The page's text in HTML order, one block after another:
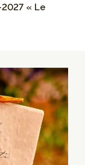
« Le